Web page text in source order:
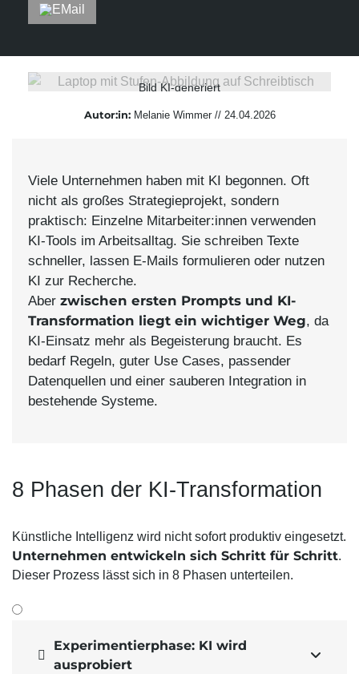
Suchmaschinen-Marketing
Hosting & Betrieb
Bild KI-generiert
Autor:in: Melanie Wimmer // 24.04.2026
Viele Unternehmen haben mit KI begonnen. Oft
nicht als großes Strategieprojekt, sondern
praktisch: Einzelne Mitarbeiter:innen verwenden
KI-Tools im Arbeitsalltag. Sie schreiben Texte
schneller, lassen E-Mails formulieren oder nutzen
KI zur Recherche.
Aber zwischen ersten Prompts und KI-
Transformation liegt ein wichtiger Weg, da
KI-Einsatz mehr als Begeisterung braucht. Es
bedarf Regeln, guter Use Cases, passender
Datenquellen und einer sauberen Integration in
bestehende Systeme.
8 Phasen der KI-Transformation
Künstliche Intelligenz wird nicht sofort produktiv eingesetzt.
Unternehmen entwickeln sich Schritt für Schritt.
Dieser Prozess lässt sich in 8 Phasen unterteilen.

Experimentierphase: KI wird
ausprobiert
